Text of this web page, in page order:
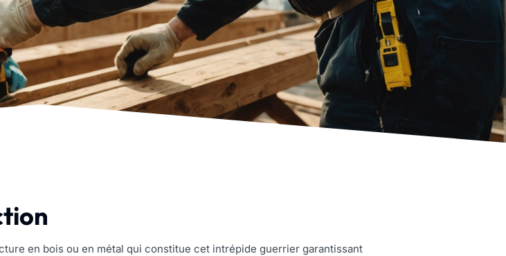
en bois ou en métal qui constitue cet intrépide guerrier garantissant